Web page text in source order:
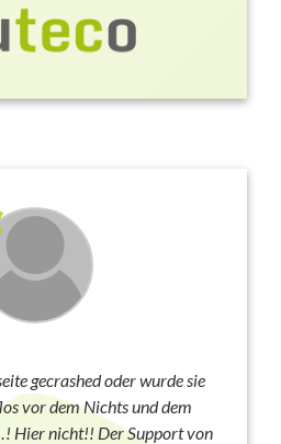
gecrashed oder wurde sie
vor dem Nichts und dem
Hier nicht!! Der Support von